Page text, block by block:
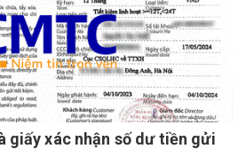
giấy xác nhận số dư tiền gửi